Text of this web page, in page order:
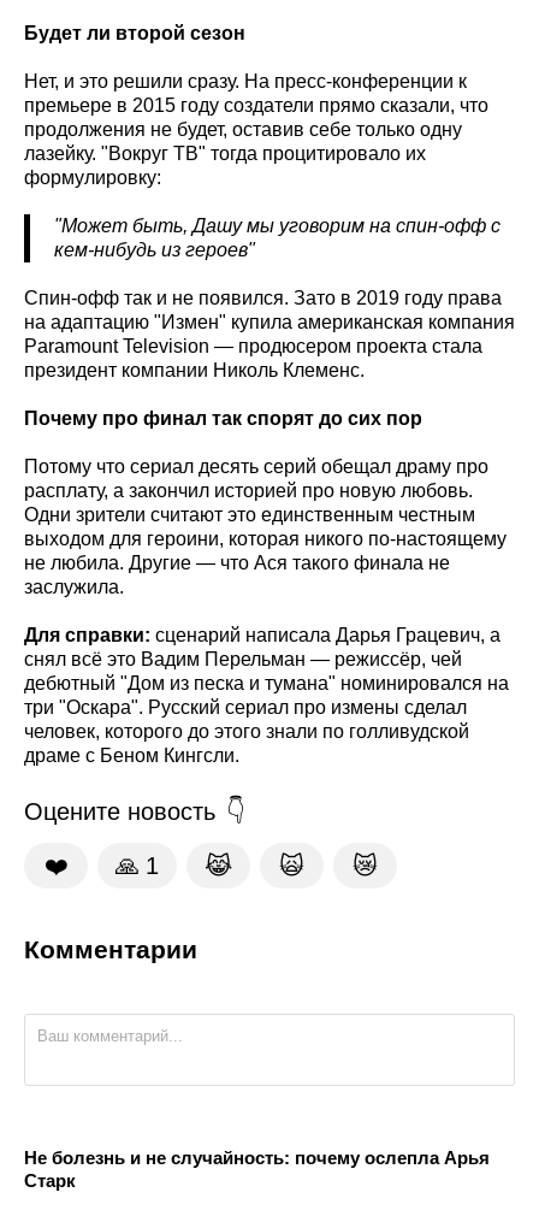
Будет ли второй сезон
Нет, и это решили сразу. На пресс-конференции к
премьере в 2015 году создатели прямо сказали, что
продолжения не будет, оставив себе только одну
лазейку. "Вокруг ТВ" тогда процитировало их
формулировку:
"Может быть, Дашу мы уговорим на спин-офф с
кем-нибудь из героев"
Спин-офф так и не появился. Зато в 2019 году права
на адаптацию "Измен" купила американская компания
Paramount Television — продюсером проекта стала
президент компании Николь Клеменс.
Почему про финал так спорят до сих пор
Потому что сериал десять серий обещал драму про
расплату, а закончил историей про новую любовь.
Одни зрители считают это единственным честным
выходом для героини, которая никого по-настоящему
не любила. Другие — что Ася такого финала не
заслужила.
Для справки: сценарий написала Дарья Грацевич, а
снял всё это Вадим Перельман — режиссёр, чей
дебютный "Дом из песка и тумана" номинировался на
три "Оскара". Русский сериал про измены сделал
человек, которого до этого знали по голливудской
драме с Беном Кингсли.
Оцените новость
❤️ 🙏 1 😹 🙀 😿
Комментарии
Не болезнь и не случайность: почему ослепла Арья
Старк